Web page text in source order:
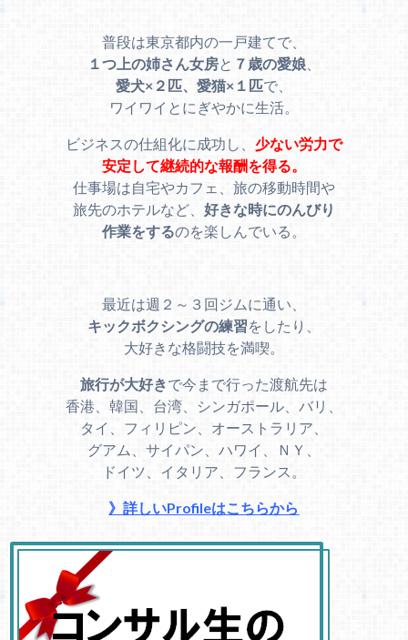
普段は東京都内の一戸建てで、
１つ上の姉さん女房と ７歳の愛娘、
愛犬×２匹、愛猫×１匹で、
ワイワイとにぎやかに生活。
ビジネスの仕組化に成功し、 少ない労力で
安定して継続的な報酬を得る。
仕事場は自宅やカフェ、旅の移動時間や
旅先のホテルなど、 好きな時にのんびり
作業をするのを楽しんでいる。
最近は週２～３回ジムに通い、
キックボクシングの練習をしたり、
大好きな格闘技を満喫。
旅行が大好きで今まで行った渡航先は
香港、韓国、台湾、シンガポール、バリ、
タイ、フィリピン、オーストラリア、
グアム、サイパン、ハワイ、ＮＹ、
ドイツ、イタリア、フランス。
》詳しいProfileはこちらから